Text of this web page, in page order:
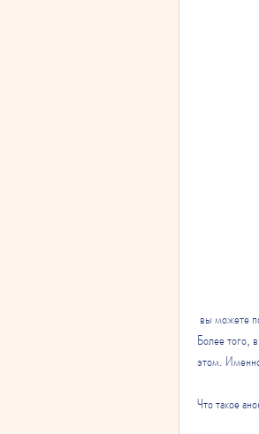
Более того,
этом.
Что такое